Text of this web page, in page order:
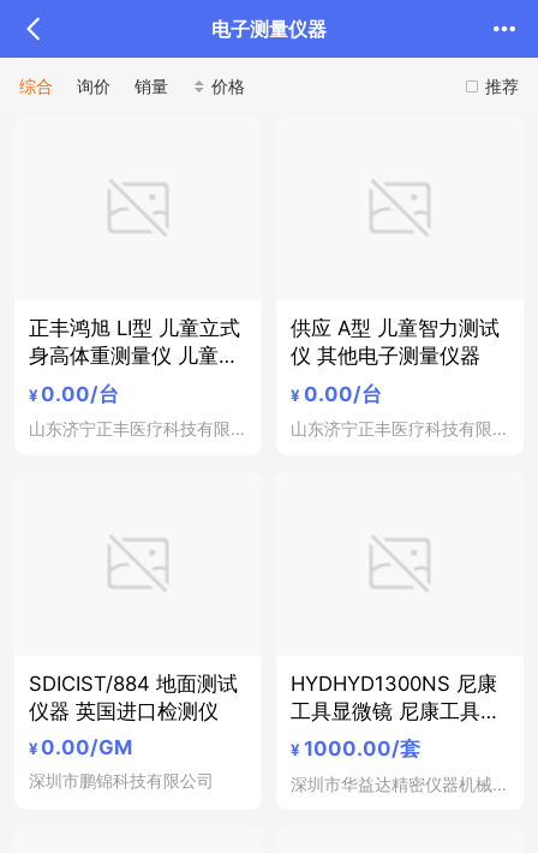
电子测量仪器
推荐
综合 询价 销量 价格
正丰鸿旭 LI型 儿童立式
身高体重测量仪 儿童体
格测量工具 其他电子测
¥ 0.00/台
山东济宁正丰医疗科技有限公司
供应 A型 儿童智力测试
仪 其他电子测量仪器
¥ 0.00/台
山东济宁正丰医疗科技有限公司
SDICIST/884 地面测试
仪器 英国进口检测仪
¥ 0.00/GM
深圳市鹏锦科技有限公司
HYDHYD1300NS 尼康
工具显微镜 尼康工具显
微镜维修
¥ 1000.00/套
深圳市华益达精密仪器机械电子有限公司